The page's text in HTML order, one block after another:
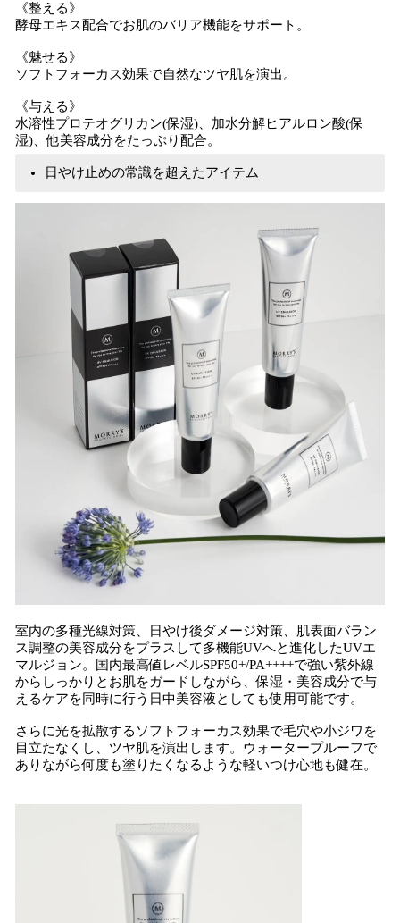
《整える》
酵母エキス配合でお肌のバリア機能をサポート。
《魅せる》
ソフトフォーカス効果で自然なツヤ肌を演出。
《与える》
水溶性プロテオグリカン(保湿)、加水分解ヒアルロン酸(保
湿)、他美容成分をたっぷり配合。
日やけ止めの常識を超えたアイテム
室内の多種光線対策、日やけ後ダメージ対策、肌表面バラン
ス調整の美容成分をプラスして多機能UVへと進化したUVエ
マルジョン。国内最高値レベルSPF50+/PA++++で強い紫外線
からしっかりとお肌をガードしながら、保湿・美容成分で与
えるケアを同時に行う日中美容液としても使用可能です。
さらに光を拡散するソフトフォーカス効果で毛穴や小ジワを
目立たなくし、ツヤ肌を演出します。ウォータープルーフで
ありながら何度も塗りたくなるような軽いつけ心地も健在。